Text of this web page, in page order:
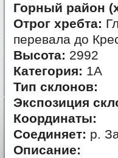
Горный район
Отрог хребта:
перевала до
Высота: 2992
Категория: 1А
Тип склонов:
Экспозиция
Координаты:
Соединяет: р.
Описание: